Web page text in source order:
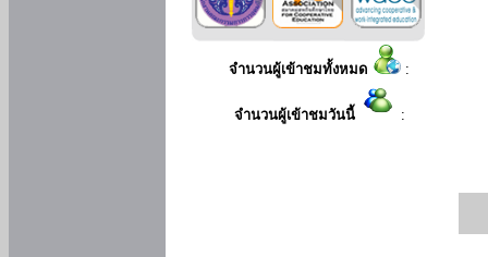
จำนวนผู้เข้าชมทั้งหมด :
จำนวนผู้เข้าชมวันนี้ :